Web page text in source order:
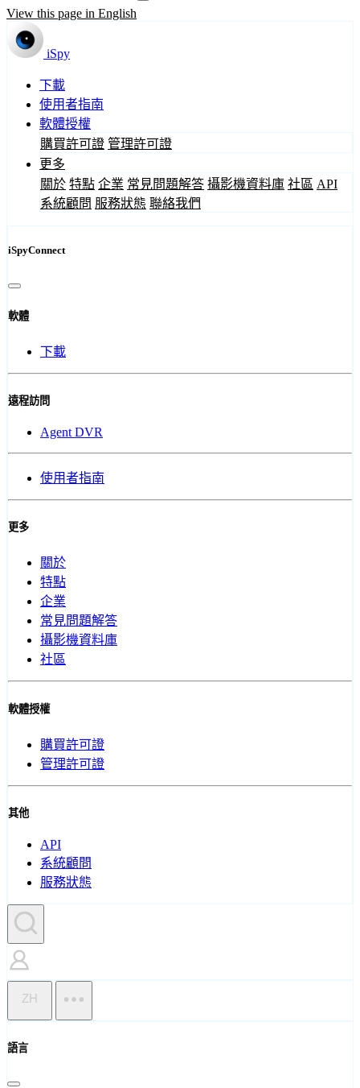
View this page in English
iSpy
下載
使用者指南
軟體授權
購買許可證 管理許可證
更多
關於 特點 企業 常見問題解答 攝影機資料庫 社區 API
系統顧問 服務狀態 聯絡我們
iSpyConnect
軟體
下載
遠程訪問
Agent DVR
使用者指南
更多
關於
特點
企業
常見問題解答
攝影機資料庫
社區
軟體授權
購買許可證
管理許可證
其他
API
系統顧問
服務狀態
ZH
語言